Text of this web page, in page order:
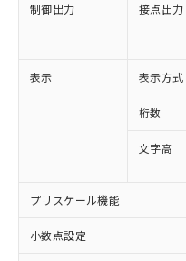
制御出力 接点出力
表示 表示方式
桁数
文字高
プリスケール機能
小数点設定ご利用条件
※1 対応状況
対応済み：
非含有に対応し
す。
対応予定：EU
有に対応した製品